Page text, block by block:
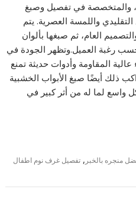
والمتخصصة في تفصيل وصبغ
واللمسة العصرية. يتم
العام، ثم صبغها بألوان
رغبة العميل.وتظهر الجودة في
المقاومة وأدوات حديثة تمنع
ذلك أيضًا صبغ الأبواب الخشبية
واسع لما له من أثر كبير في
منجره بالخبر ,تفصيل غرف نوم اطفال